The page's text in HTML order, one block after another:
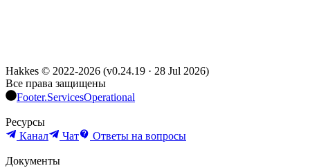
Hakkes © 2022-2026 (v0.24.19 · 28 Jul 2026)
Все права защищены
Footer.ServicesOperational
Ресурсы
Канал
Чат Ответы на вопросы
Документы